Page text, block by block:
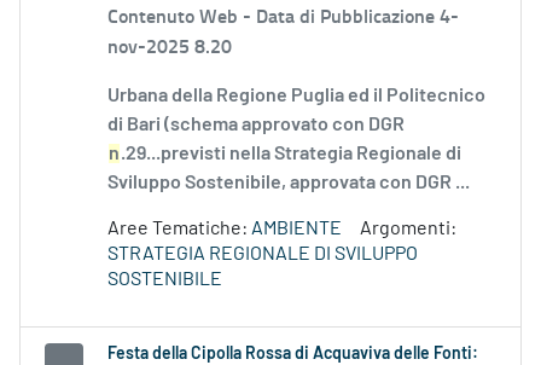
Contenuto Web - Data di Pubblicazione 4-
nov-2025 8.20
Urbana della Regione Puglia ed il Politecnico
di Bari (schema approvato con DGR
n.29...previsti nella Strategia Regionale di
Sviluppo Sostenibile, approvata con DGR ...
Aree Tematiche: AMBIENTE
Argomenti:
STRATEGIA REGIONALE DI SVILUPPO
SOSTENIBILE
Festa della Cipolla Rossa di Acquaviva delle Fonti: